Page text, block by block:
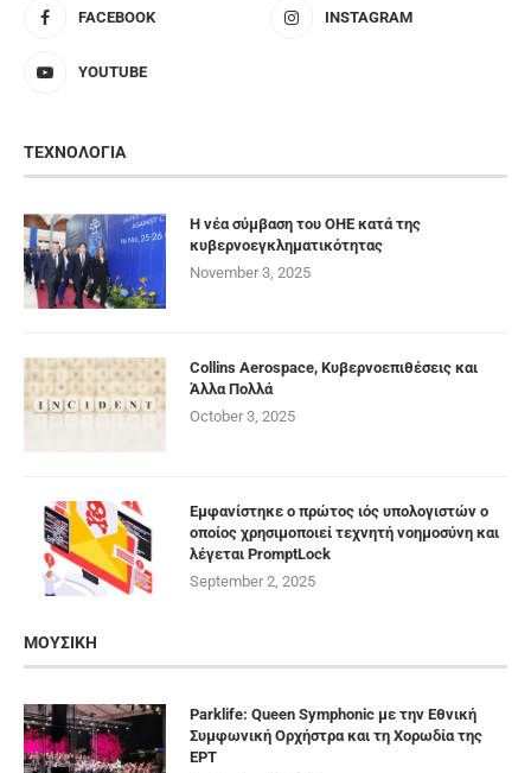
FACEBOOK INSTAGRAM
YOUTUBE
ΤΕΧΝΟΛΟΓΙΑ
Η νέα σύμβαση του ΟΗΕ κατά της
κυβερνοεγκληματικότητας
November 3, 2025
Collins Aerospace, Κυβερνοεπιθέσεις και
Άλλα Πολλά
October 3, 2025
Εμφανίστηκε ο πρώτος ιός υπολογιστών ο
οποίος χρησιμοποιεί τεχνητή νοημοσύνη και
λέγεται PromptLock
September 2, 2025
ΜΟΥΣΙΚΗ
Parklife: Queen Symphonic με την Εθνική
Συμφωνική Ορχήστρα και τη Χορωδία της
ΕΡΤ